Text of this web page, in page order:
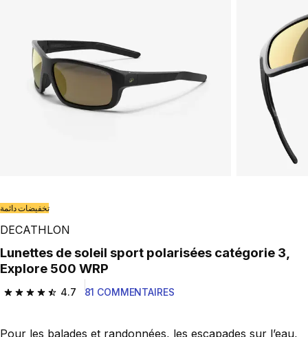
تخفيضات دائمة
DECATHLON
Lunettes de soleil sport polarisées catégorie 3,
Explore 500 WRP
4.7
4.7 out of 5 stars from 81 reviews
81 COMMENTAIRES
Pour les balades et randonnées, les escapades sur l’eau,